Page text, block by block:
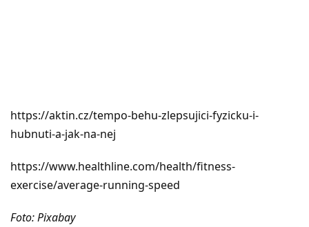
https://aktin.cz/tempo-behu-zlepsujici-fyzicku-i-
hubnuti-a-jak-na-nej
https://www.healthline.com/health/fitness-
exercise/average-running-speed
Foto: Pixabay